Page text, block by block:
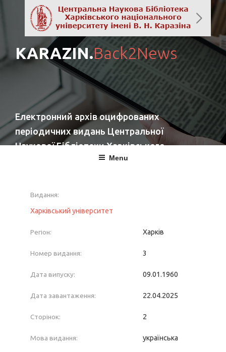
KARAZIN.Back2News
Електронний архів оцифрованих
періодичних видань Центральної
Наукової Бібліотеки Харківського
національного університету імені
повернутись
Menu
Видання:
Харківський університет
Регіон: Харків
Номер видання: 3
Дата випуску: 09.01.1960
Дата завантаження: 22.04.2025
Сторінок: 2
Мова видання: українська